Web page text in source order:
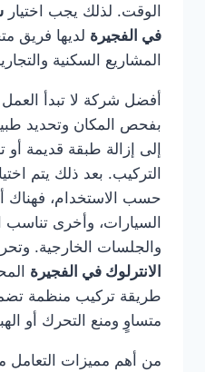
الوقت. لذلك يجب اختيار
في الفجيرة لديها فريق
المشاريع السكنية
أفضل شركة لا تبدأ
بفحص المكان وتحديد
إلى إزالة طبقة قديمة
التركيب. بعد ذلك يتم
حسب الاستخدام، فهناك
السيارات، وأخرى تناسب
والجلسات الخارجية.
الانترلوك في الفجيرة
طريقة تركيب منظمة
متساوٍ ومنع التحرك أو
من أهم مميزات التعامل